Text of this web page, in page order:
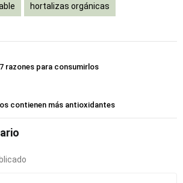
hortalizas orgánicas
razones para consumirlos
contienen más antioxidantes